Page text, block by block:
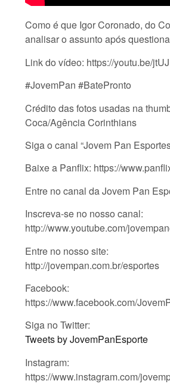
Como é que Igor Coronado, do
analisar o assunto após
Link do vídeo: https://youtu.be/
#JovemPan #BatePronto
Crédito das fotos usadas na
Coca/Agência Corinthians
Siga o canal “Jovem Pan
Baixe a Panflix: https://
Entre no canal da Jovem Pan
Inscreva-se no nosso canal:
http://www.youtube.com/
Entre no nosso site:
http://jovempan.com.br/esportes
Facebook:
https://www.facebook.com/
Siga no Twitter:
Tweets by JovemPanEsporte
Instagram:
https://www.instagram.com/